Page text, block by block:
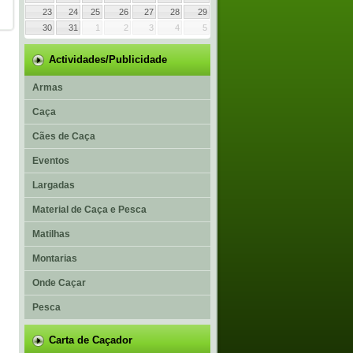
23
24 25 26 27 28
29
30
31 1 2 3 4 5
Actividades/Publicidade
Armas
Caça
Cães de Caça
Eventos
Largadas
Material de Caça e Pesca
Matilhas
Montarias
Onde Caçar
Pesca
Carta de Caçador